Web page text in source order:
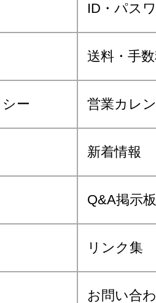
ID・パス
送料・手
ー 営業カレ
新着情報
Q&A掲示板
リンク集
お問い合